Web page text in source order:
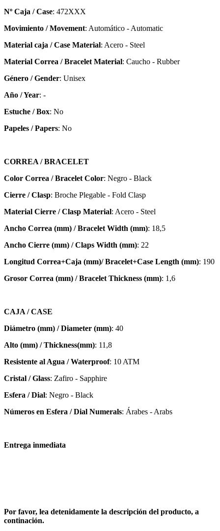
Nº Caja / Case: 472XXX
Movimiento / Movement: Automático - Automatic
Material caja / Case Material: Acero - Steel
Material Correa / Bracelet Material: Caucho - Rubber
Género / Gender: Unisex
Año / Year: -
Estuche / Box: No
Papeles / Papers: No
CORREA / BRACELET
Color Correa / Bracelet Color: Negro - Black
Cierre / Clasp: Broche Plegable - Fold Clasp
Material Cierre / Clasp Material: Acero - Steel
Ancho Correa (mm) / Bracelet Width (mm): 18,5
Ancho Cierre (mm) / Claps Width (mm): 22
Longitud Correa+Caja (mm)/ Bracelet+Case Length (mm): 190
Grosor Correa (mm) / Bracelet Thickness (mm): 1,6
CAJA / CASE
Diámetro (mm) / Diameter (mm): 40
Alto (mm) / Thickness(mm): 11,8
Resistente al Agua / Waterproof: 10 ATM
Cristal / Glass: Zafiro - Sapphire
Esfera / Dial: Negro - Black
Números en Esfera / Dial Numerals: Árabes - Arabs
Entrega inmediata
Por favor, lea detenidamente la descripción del producto, a
continación.